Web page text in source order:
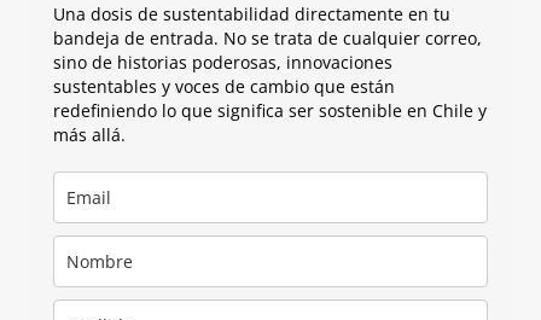
Una dosis de sustentabilidad directamente en tu
bandeja de entrada. No se trata de cualquier correo,
sino de historias poderosas, innovaciones
sustentables y voces de cambio que están
redefiniendo lo que significa ser sostenible en Chile y
más allá.